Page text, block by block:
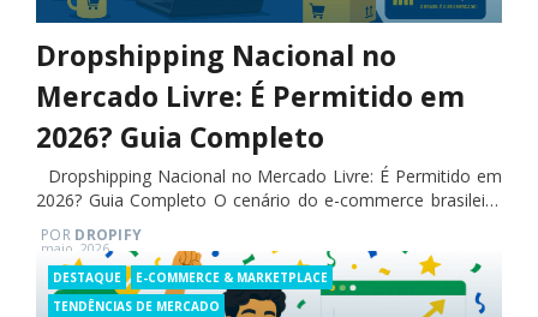
Dropshipping Nacional no
Mercado Livre: É Permitido em
2026? Guia Completo
Dropshipping Nacional no Mercado Livre: É Permitido em
2026? Guia Completo O cenário do e-commerce brasileiro
está em constante evolução, e com ele, surgem novas
oportunidades e desafios para…
POR DROPIFY
Posted
on
maio, 2026
Categories
DESTAQUE
E-COMMERCE & MARKETPLACE
TENDÊNCIAS DE MERCADO